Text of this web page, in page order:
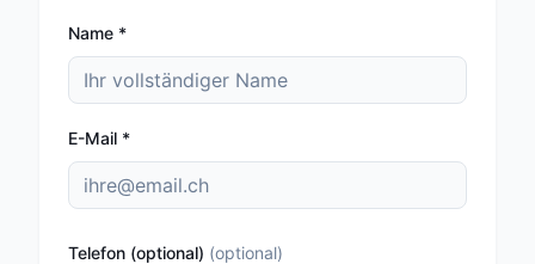
Name *
E-Mail *
Telefon (optional) (optional)